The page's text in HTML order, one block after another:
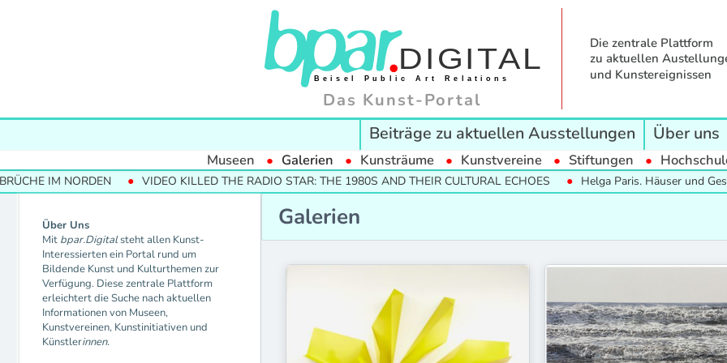
Das Kunst-Portal
Die zentrale Plattform
zu aktuellen
und Kunstereignissen
Beiträge zu aktuellen Ausstellungen Über uns
Museen Galerien Kunsträume Kunstvereine Stiftungen
VIDEO KILLED THE RADIO STAR: THE 1980S AND THEIR CULTURAL ECHOES Helga Paris. Häuser und Gesichter. Halle
Über Uns
Mit bpar.Digitalsteht allen Kunst-
Interessierten ein Portal rund um
Bildende Kunst und Kulturthemen zur
Verfügung. Diese zentrale Plattform
erleichtert die Suche nach aktuellen
Informationen von Museen,
Kunstvereinen, Kunstinitiativen und
Künstlerinnen.
Galerien
Beck & Eggeling/ Düsseldorf
Bernhard Knaus Fine Art
Caricatura – Galerie für Komische Kunst
Christel Wagner Galerie
DOD gallery Köln
Dennis Baumert
Filiale